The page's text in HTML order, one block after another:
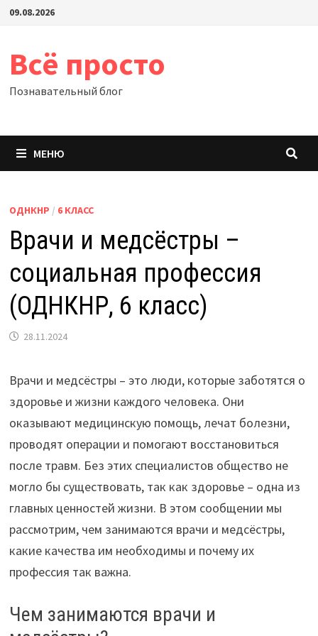
Перейти
09.08.2026
Всё просто
Познавательный блог
МЕНЮ
ОДНКНР / 6 КЛАСС
Врачи и медсёстры –
социальная профессия
(ОДНКНР, 6 класс)
28.11.2024
Врачи и медсёстры – это люди, которые заботятся о
здоровье и жизни каждого человека. Они
оказывают медицинскую помощь, лечат болезни,
проводят операции и помогают восстановиться
после травм. Без этих специалистов общество не
могло бы существовать, так как здоровье – одна из
главных ценностей жизни. В этом сообщении мы
рассмотрим, чем занимаются врачи и медсёстры,
какие качества им необходимы и почему их
профессия так важна.
Чем занимаются врачи и